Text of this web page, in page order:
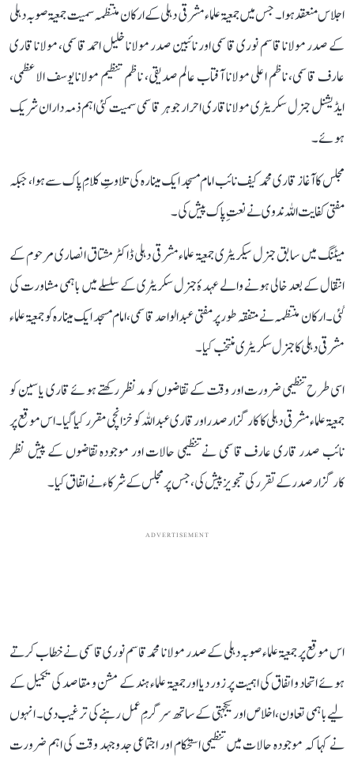
اجلاس منعقد ہوا۔ جس میں جمعیۃ علماء مشرقی دہلی کے ارکان منتظمہ سمیت جمعیۃ صوبہ دہلی
کے صدر مولانا قاسم نوری قاسمی اور نائبین صدر مولانا خلیل احمد قاسمی، مولانا قاری
عارف قاسمی، ناظم اعلی مولانا آفتاب عالم صدیقی، ناظم تنظیم مولانا یوسف الاعظمی،
ایڈیشنل جنرل سکریٹری مولانا قاری احرار جوہر قاسمی سمیت کئی اہم ذمہ داران شریک
ہوئے ۔
مجلس کا آغاز قاری محمد کیف نائب امام مسجد ایک مینارہ کی تلاوتِ کلامِ پاک سے ہوا، جبکہ
مفتی کفایت اللہ ندوی نے نعتِ پاک پیش کی۔
میٹنگ میں سابق جنرل سیکریٹری جمعیۃ علماء مشرقی دہلی ڈاکٹر مشتاق انصاری مرحوم کے
انتقال کے بعد خالی ہونے والے عہدۂ جنرل سکریٹری کے سلسلے میں باہمی مشاورت کی
گئی۔ ارکان منتظمہ نے متفقہ طور پر مفتی عبد الواحد قاسمی، امام مسجد ایک مینارہ کو جمعیۃ علماء
مشرقی دہلی کا جنرل سکریٹری منتخب کیا۔
اسی طرح تنظیمی ضرورت اور وقت کے تقاضوں کو مدنظر رکھتے ہوئے قاری یاسین کو
جمعیۃ علماء مشرقی دہلی کا کارگزار صدر اور قاری عبد اللہ کو خزانچی مقرر کیا گیا۔ اس موقع پر
نائب صدر قاری عارف قاسمی نے تنظیمی حالات اور موجودہ تقاضوں کے پیش نظر
کارگزار صدر کے تقرر کی تجویز پیش کی، جس پر مجلس کے شرکاء نے اتفاق کیا۔
ADVERTISEMENT
اس موقع پر جمعیۃ علماء صوبہ دہلی کے صدر مولانا محمد قاسم نوری قاسمی نے خطاب کرتے
ہوئے اتحاد و اتفاق کی اہمیت پر زور دیا اور جمعیۃ علماء ہند کے مشن و مقاصد کی تکمیل کے
لیے باہمی تعاون، اخلاص اور یکجہتی کے ساتھ سرگرمِ عمل رہنے کی ترغیب دی۔ انہوں
نے کہا کہ موجودہ حالات میں تنظیمی استحکام اور اجتماعی جدوجہد وقت کی اہم ضرورت